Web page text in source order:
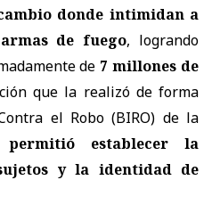
donde intimidan a
de fuego, logrando
de 7 millones de
que la realizó de forma
el Robo (BIRO) de la
permitió establecer la
y la identidad de